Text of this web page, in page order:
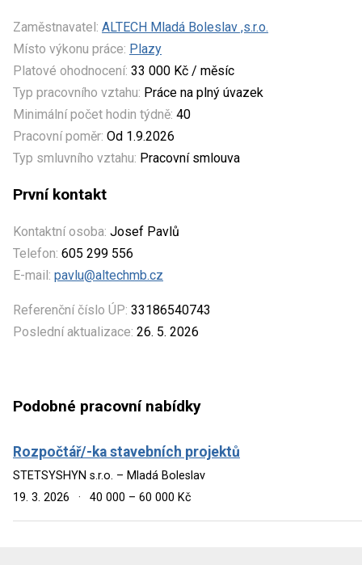
Zaměstnavatel: ALTECH Mladá Boleslav ,s.r.o.
Místo výkonu práce: Plazy
Platové ohodnocení: 33 000 Kč / měsíc
Typ pracovního vztahu: Práce na plný úvazek
Minimální počet hodin týdně: 40
Pracovní poměr: Od 1.9.2026
Typ smluvního vztahu: Pracovní smlouva
První kontakt
Kontaktní osoba: Josef Pavlů
Telefon: 605 299 556
E-mail: pavlu@altechmb.cz
Referenční číslo ÚP: 33186540743
Poslední aktualizace: 26. 5. 2026
Podobné pracovní nabídky
Rozpočtář/-ka stavebních projektů
STETSYSHYN s.r.o. – Mladá Boleslav
19. 3. 2026
· 40 000 – 60 000 Kč